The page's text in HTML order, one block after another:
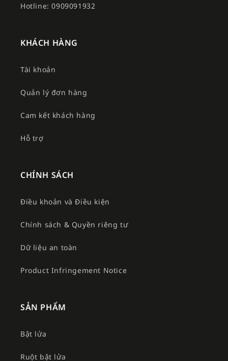
Hotline: 0909091932
KHÁCH HÀNG
Tài khoản
Quản lý đơn hàng
Cam kết khách hàng
Hỗ trợ
CHÍNH SÁCH
Điều khoản và Điều kiện
Chính sách & Quyền riêng tư
Dữ liệu an toàn
Product Infringement Notice
SẢN PHẨM
Bật lửa
Ruột bật lửa